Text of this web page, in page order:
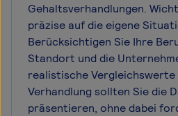
Gehaltsverhandlungen.
präzise auf die eigene
Berücksichtigen Sie Ihre
Standort und die
realistische
Verhandlung sollten Sie die
präsentieren, ohne dabei